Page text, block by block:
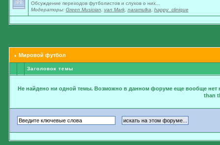
Обсуждение переходов футболистов и слухов о них...
Модераторы: Green Musician van Mark, naramulka happy_clinique
Мировой футбол
Заголовок темы
Не найдено ни одной темы. Возможно в данном форуме еще вообще нет
than